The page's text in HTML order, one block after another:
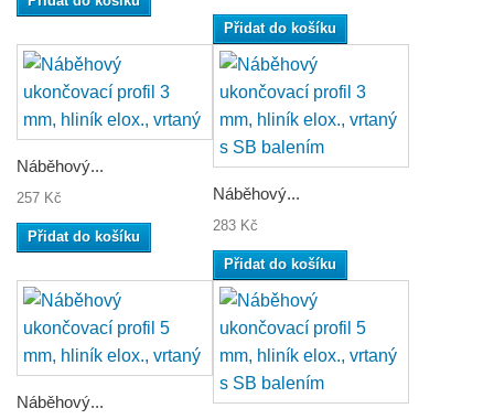
Přidat do košíku
Náběhový...
257 Kč
Přidat do košíku
Náběhový...
283 Kč
Přidat do košíku
Náběhový...